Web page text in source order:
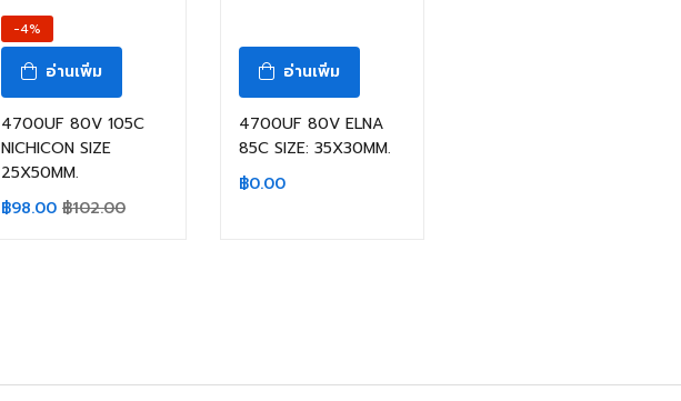
-4%
อ่านเพิ่ม
4700UF 80V 105C
NICHICON SIZE
25X50MM.
฿98.00 ฿102.00
อ่านเพิ่ม
4700UF 80V ELNA
85C SIZE: 35X30MM.
฿0.00